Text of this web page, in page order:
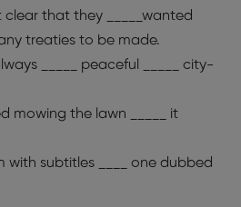
clear that they _____wanted
treaties to be made.
_____ peaceful _____ city-
mowing the lawn _____ it
with subtitles ____ one dubbed